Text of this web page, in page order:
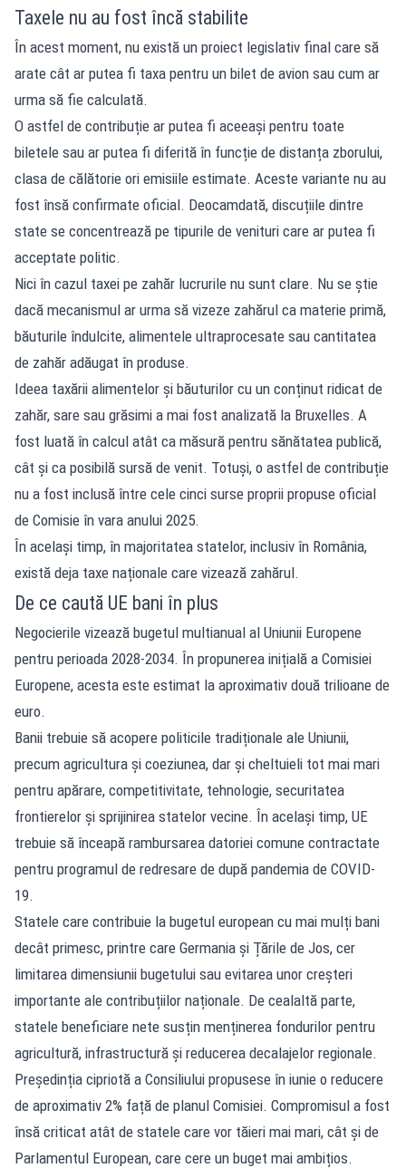
Taxele nu au fost încă stabilite
În acest moment, nu există un proiect legislativ final care să
arate cât ar putea fi taxa pentru un bilet de avion sau cum ar
urma să fie calculată.
O astfel de contribuție ar putea fi aceeași pentru toate
biletele sau ar putea fi diferită în funcție de distanța zborului,
clasa de călătorie ori emisiile estimate. Aceste variante nu au
fost însă confirmate oficial. Deocamdată, discuțiile dintre
state se concentrează pe tipurile de venituri care ar putea fi
acceptate politic.
Nici în cazul taxei pe zahăr lucrurile nu sunt clare. Nu se știe
dacă mecanismul ar urma să vizeze zahărul ca materie primă,
băuturile îndulcite, alimentele ultraprocesate sau cantitatea
de zahăr adăugat în produse.
Ideea taxării alimentelor și băuturilor cu un conținut ridicat de
zahăr, sare sau grăsimi a mai fost analizată la Bruxelles. A
fost luată în calcul atât ca măsură pentru sănătatea publică,
cât și ca posibilă sursă de venit. Totuși, o astfel de contribuție
nu a fost inclusă între cele cinci surse proprii propuse oficial
de Comisie în vara anului 2025.
În același timp, în majoritatea statelor, inclusiv în România,
există deja taxe naționale care vizează zahărul.
De ce caută UE bani în plus
Negocierile vizează bugetul multianual al Uniunii Europene
pentru perioada 2028-2034. În propunerea inițială a Comisiei
Europene, acesta este estimat la aproximativ două trilioane de
euro.
Banii trebuie să acopere politicile tradiționale ale Uniunii,
precum agricultura și coeziunea, dar și cheltuieli tot mai mari
pentru apărare, competitivitate, tehnologie, securitatea
frontierelor și sprijinirea statelor vecine. În același timp, UE
trebuie să înceapă rambursarea datoriei comune contractate
pentru programul de redresare de după pandemia de COVID-
19.
Statele care contribuie la bugetul european cu mai mulți bani
decât primesc, printre care Germania și Țările de Jos, cer
limitarea dimensiunii bugetului sau evitarea unor creșteri
importante ale contribuțiilor naționale. De cealaltă parte,
statele beneficiare nete susțin menținerea fondurilor pentru
agricultură, infrastructură și reducerea decalajelor regionale.
Președinția cipriotă a Consiliului propusese în iunie o reducere
de aproximativ 2% față de planul Comisiei. Compromisul a fost
însă criticat atât de statele care vor tăieri mai mari, cât și de
Parlamentul European, care cere un buget mai ambițios.